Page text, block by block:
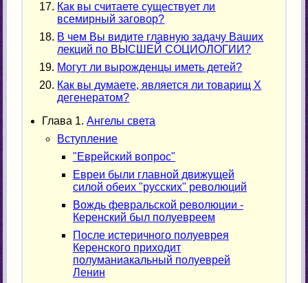
Как вы считаете существует ли
всемирный заговор?
В чем Вы видите главную задачу Ваших
лекций по ВЫСШЕЙ СОЦИОЛОГИИ?
Могут ли вырожденцы иметь детей?
Как вы думаете, является ли товарищ X
дегенератом?
Глава 1. Ангелы света
Вступление
"Еврейский вопрос"
Евреи были главной движущей
силой обеих "русских" революций
Вождь февральской революции -
Керенский был полуевреем
После истеричного полуеврея
Керенского приходит
полуманиакальный полуеврей
Ленин